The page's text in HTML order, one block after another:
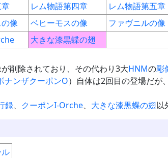
レム物語第四章
レム物語第五章
像
ベヒーモスの像
ファヴニルの像
大きな漆黒蝶の翅
削除されており、その代わり3大HNMの彫
ナンザクーポンO）自体は2回目の登場だが
録、 クーポンI-Orche、 大きな漆黒蝶の翅以